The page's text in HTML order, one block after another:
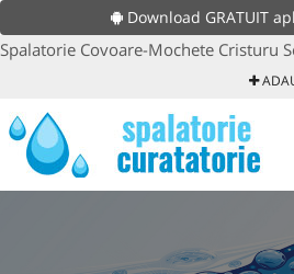
Download GRATUIT
Spalatorie Covoare-Mochete Cristuru